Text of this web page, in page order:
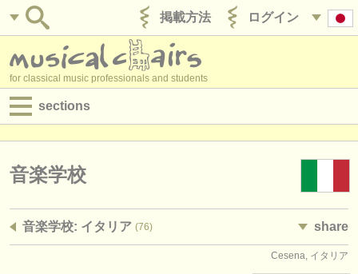
ログイン
掲載方法
for classical music professionals and students
sections
求人情報 (演奏関係の職)
求人情報 (管理者関連の職)
音楽学校
音楽学校: イタリア (76) share
Cesena, イタリア